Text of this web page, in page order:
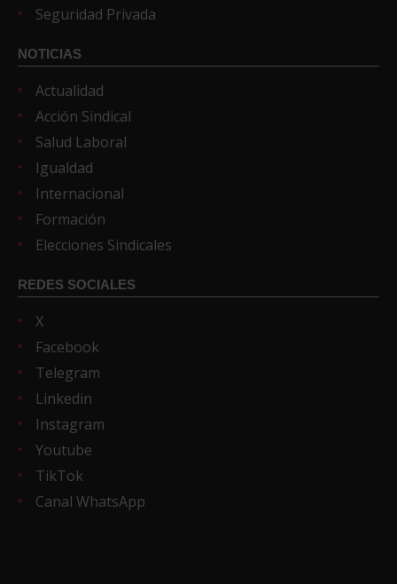
Seguridad Privada
NOTICIAS
Actualidad
Acción Sindical
Salud Laboral
Igualdad
Internacional
Formación
Elecciones Sindicales
REDES SOCIALES
X
Facebook
Telegram
Linkedin
Instagram
Youtube
TikTok
Canal WhatsApp